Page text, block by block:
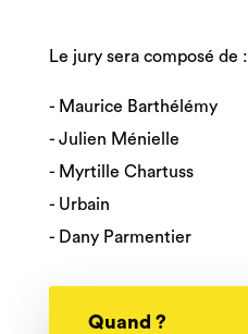
Le jury sera composé de :
- Maurice Barthélémy
- Julien Ménielle
- Myrtille Chartuss
- Urbain
- Dany Parmentier
Quand ?